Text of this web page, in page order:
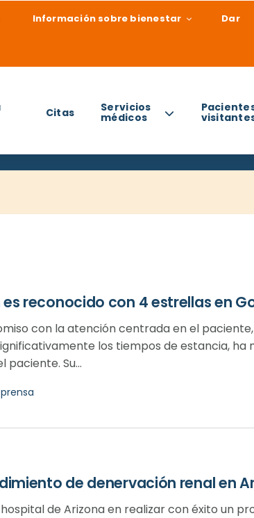
Información sobre bienestar Dar
Citas Servicios
médicos
reconocido con 4 estrellas en
con la atención centrada en el
los tiempos de estancia, ha
Su...
de denervación renal en
de Arizona en realizar con éxito un